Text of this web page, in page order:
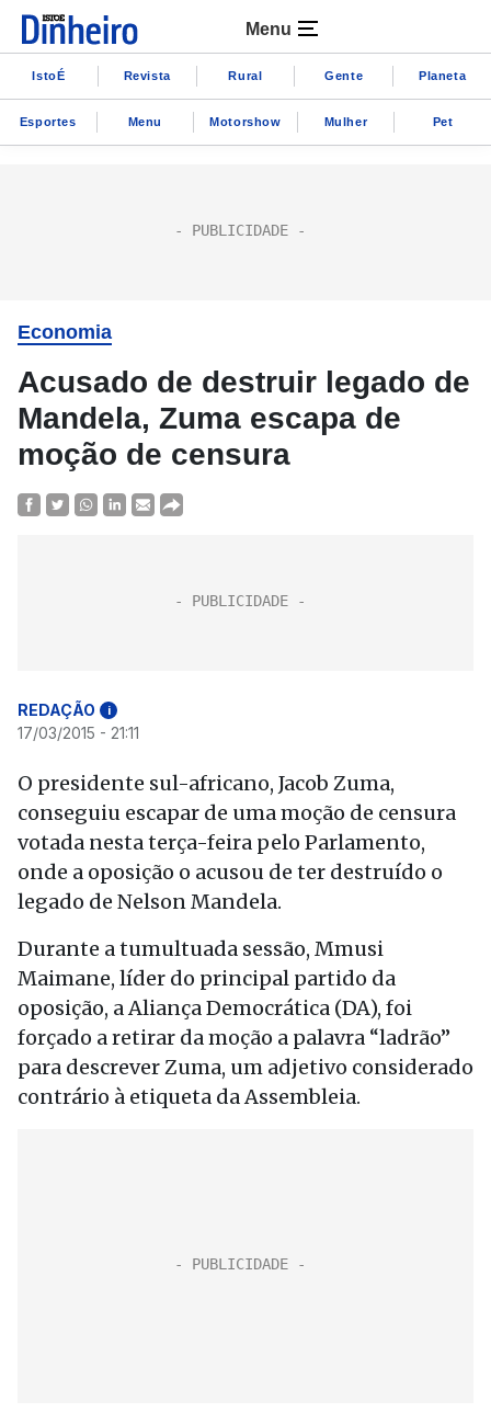
Menu
IstoÉ Revista Rural Gente Planeta
Esportes Menu Motorshow Mulher Pet
Economia
Acusado de destruir legado de
Mandela, Zuma escapa de
moção de censura
REDAÇÃO i
17/03/2015 - 21:11
O presidente sul-africano, Jacob Zuma,
conseguiu escapar de uma moção de censura
votada nesta terça-feira pelo Parlamento,
onde a oposição o acusou de ter destruído o
legado de Nelson Mandela.
Durante a tumultuada sessão, Mmusi
Maimane, líder do principal partido da
oposição, a Aliança Democrática (DA), foi
forçado a retirar da moção a palavra “ladrão”
para descrever Zuma, um adjetivo considerado
contrário à etiqueta da Assembleia.